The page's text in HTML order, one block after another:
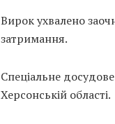
Вирок ухвалено
затримання.
Спеціальне
Херсонській області.